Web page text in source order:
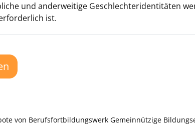
und anderweitige Geschlechteridentitäten
ist.
von Berufsfortbildungswerk Gemeinnützige